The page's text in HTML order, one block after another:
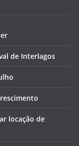
de Interlagos
locação de